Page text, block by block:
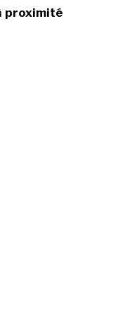
proximité